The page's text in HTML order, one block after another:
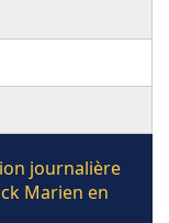
journalière
Marien en